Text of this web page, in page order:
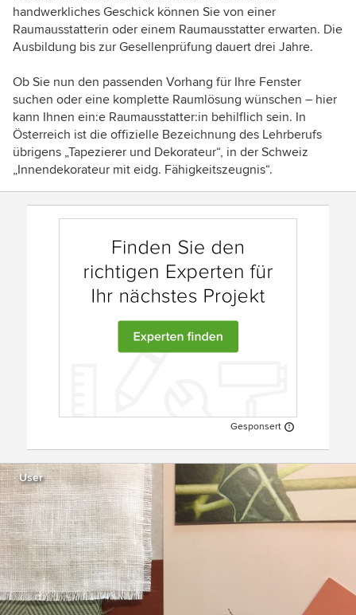
handwerkliches Geschick können Sie von einer
Raumausstatterin oder einem Raumausstatter erwarten. Die
Ausbildung bis zur Gesellenprüfung dauert drei Jahre.
Ob Sie nun den passenden Vorhang für Ihre Fenster
suchen oder eine komplette Raumlösung wünschen – hier
kann Ihnen ein:e Raumausstatter:in behilflich sein. In
Österreich ist die offizielle Bezeichnung des Lehrberufs
übrigens „Tapezierer und Dekorateur“, in der Schweiz
„Innendekorateur mit eidg. Fähigkeitszeugnis“.
Gesponsert
User